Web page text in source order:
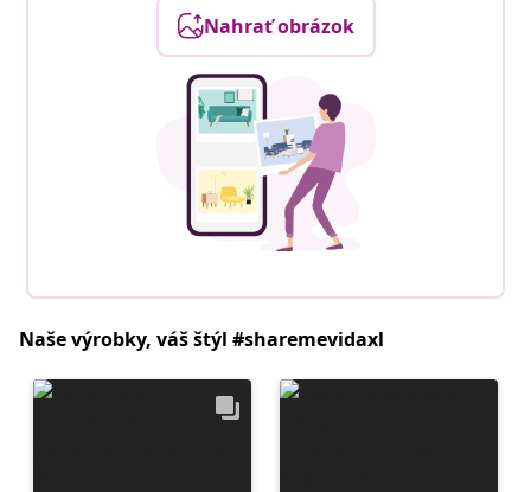
Nahrať obrázok
Naše výrobky, váš štýl #sharemevidaxl